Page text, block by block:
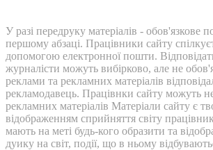
У разі передруку матеріалів - обов'язкове
першому абзаці. Працівники сайту
допомогою електронної пошти.
журналісти можуть вибірково, але не
реклами та рекламних матеріалів
рекламодавець. Працівнки сайту можуть
рекламних матеріалів Матеріали сайту є
відображенням сприйняття світу
мають на меті будь-кого образити та
дуику на світ, події, що в ньому